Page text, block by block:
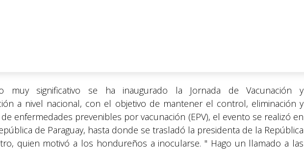
muy significativo se ha inaugurado la Jornada de Vacunación y
a nivel nacional, con el objetivo de mantener el control, eliminación y
enfermedades prevenibles por vacunación (EPV), el evento se realizó en
de Paraguay, hasta donde se trasladó la presidenta de la República
quien motivó a los hondureños a inocularse. " Hago un llamado a las